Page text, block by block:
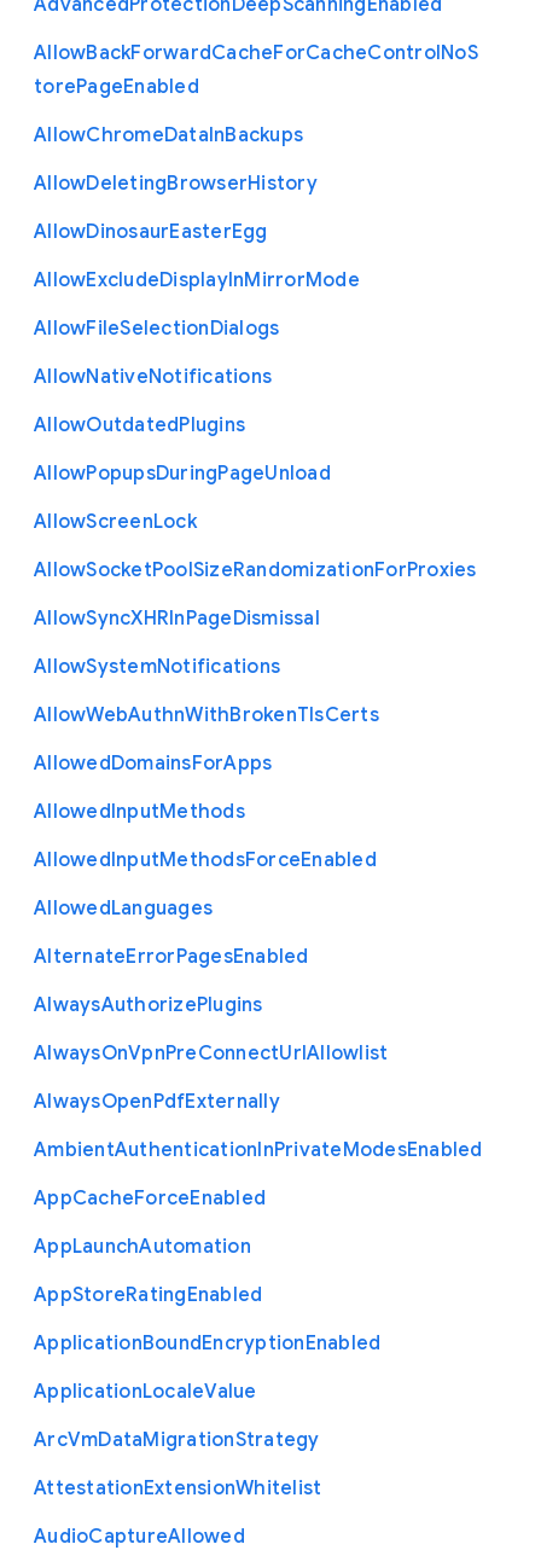
AdvancedProtectionDeepScanning Enabled
AllowBackForwardCacheForCacheControlNoS
torePageEnabled
AllowChromeDataInBackups
AllowDeletingBrowserHistory
AllowDinosaurEasterEgg
AllowExcludeDisplayInMirrorMode
AllowFileSelectionDialogs
AllowNativeNotifications
AllowOutdatedPlugins
AllowPopupsDuringPageUnload
AllowScreenLock
AllowSocketPoolSizeRandomizationForProxies
AllowSyncXHRInPageDismissal
AllowSystemNotifications
AllowWebAuthnWithBrokenTlsCerts
AllowedDomainsForApps
AllowedInputMethods
AllowedInputMethodsForceEnabled
AllowedLanguages
AlternateErrorPagesEnabled
AlwaysAuthorizePlugins
AlwaysOnVpnPreConnectUrlAllowlist
AlwaysOpenPdfExternally
AmbientAuthenticationInPrivateModesEnabled
AppCacheForceEnabled
AppLaunchAutomation
AppStoreRatingEnabled
ApplicationBoundEncryptionEnabled
ApplicationLocaleValue
ArcVmDataMigrationStrategy
AttestationExtensionWhitelist
AudioCaptureAllowed